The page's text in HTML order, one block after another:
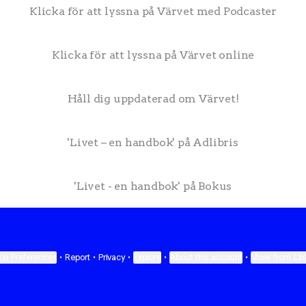
Klicka för att lyssna på Värvet med Podcaster
Klicka för att lyssna på Värvet online
Håll dig uppdaterad om Värvet!
'Livet – en handbok' på Adlibris
'Livet - en handbok' på Bokus
• Report • Privacy • • •